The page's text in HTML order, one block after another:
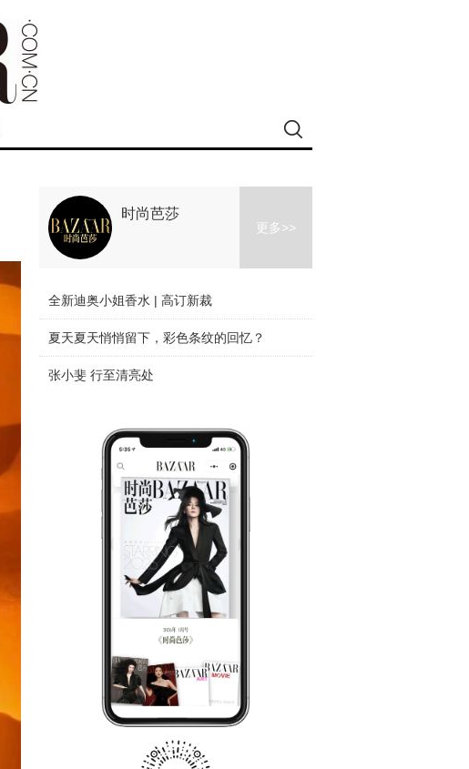
时尚芭莎
更多>>
全新迪奥小姐香水 | 高订新裁
夏天夏天悄悄留下，彩色条纹的回忆？
张小斐 行至清亮处